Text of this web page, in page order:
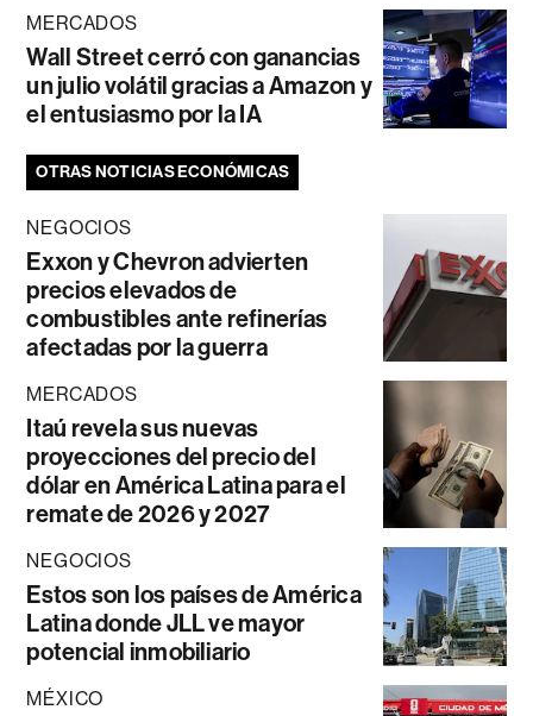
MERCADOS
Wall Street cerró con ganancias
un julio volátil gracias a Amazon y
el entusiasmo por la IA
OTRAS NOTICIAS ECONÓMICAS
NEGOCIOS
Exxon y Chevron advierten
precios elevados de
combustibles ante refinerías
afectadas por la guerra
MERCADOS
Itaú revela sus nuevas
proyecciones del precio del
dólar en América Latina para el
remate de 2026 y 2027
NEGOCIOS
Estos son los países de América
Latina donde JLL ve mayor
potencial inmobiliario
MÉXICO